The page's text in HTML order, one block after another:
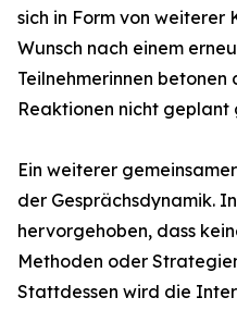
sich in Form von weiterer
Wunsch nach einem
Teilnehmerinnen betonen
Reaktionen nicht geplant
Ein weiterer
der Gesprächsdynamik.
hervorgehoben, dass
Methoden oder
Stattdessen wird die